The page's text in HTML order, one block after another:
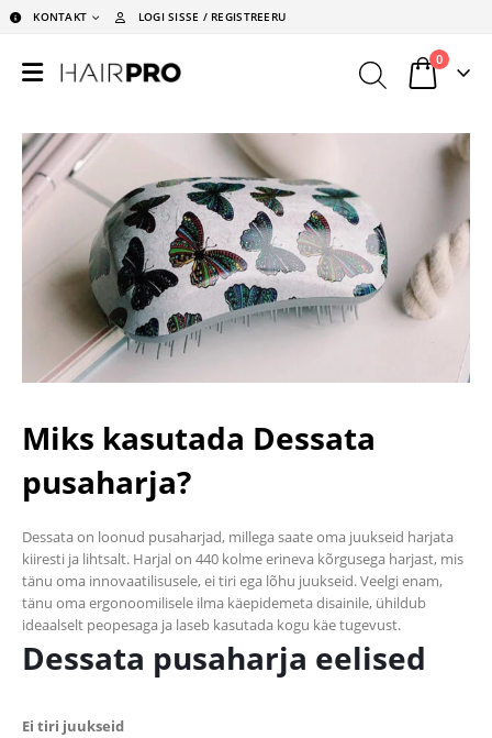
KONTAKT LOGI SISSE / REGISTREERU
0
Miks kasutada Dessata
pusaharja?
Dessata on loonud pusaharjad, millega saate oma juukseid harjata
kiiresti ja lihtsalt. Harjal on 440 kolme erineva kõrgusega harjast, mis
tänu oma innovaatilisusele, ei tiri ega lõhu juukseid. Veelgi enam,
tänu oma ergonoomilisele ilma käepidemeta disainile, ühildub
ideaalselt peopesaga ja laseb kasutada kogu käe tugevust.
Dessata pusaharja eelised
Ei tiri juukseid